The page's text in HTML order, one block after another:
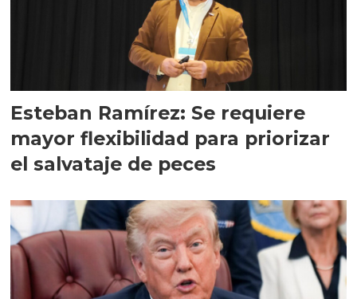
Esteban Ramírez: Se requiere
mayor flexibilidad para priorizar
el salvataje de peces